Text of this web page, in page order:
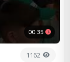
00:35
1162